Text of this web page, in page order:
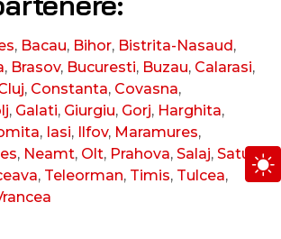
, Bacau, Bihor, Bistrita-Nasaud,
, Brasov, Bucuresti, Buzau, Calarasi,
, Constanta, Covasna,
, Galati, Giurgiu, Gorj, Harghita,
, Iasi, Ilfov, Maramures,
, Neamt, Olt, Prahova, Salaj, Satu
, Teleorman, Timis, Tulcea,